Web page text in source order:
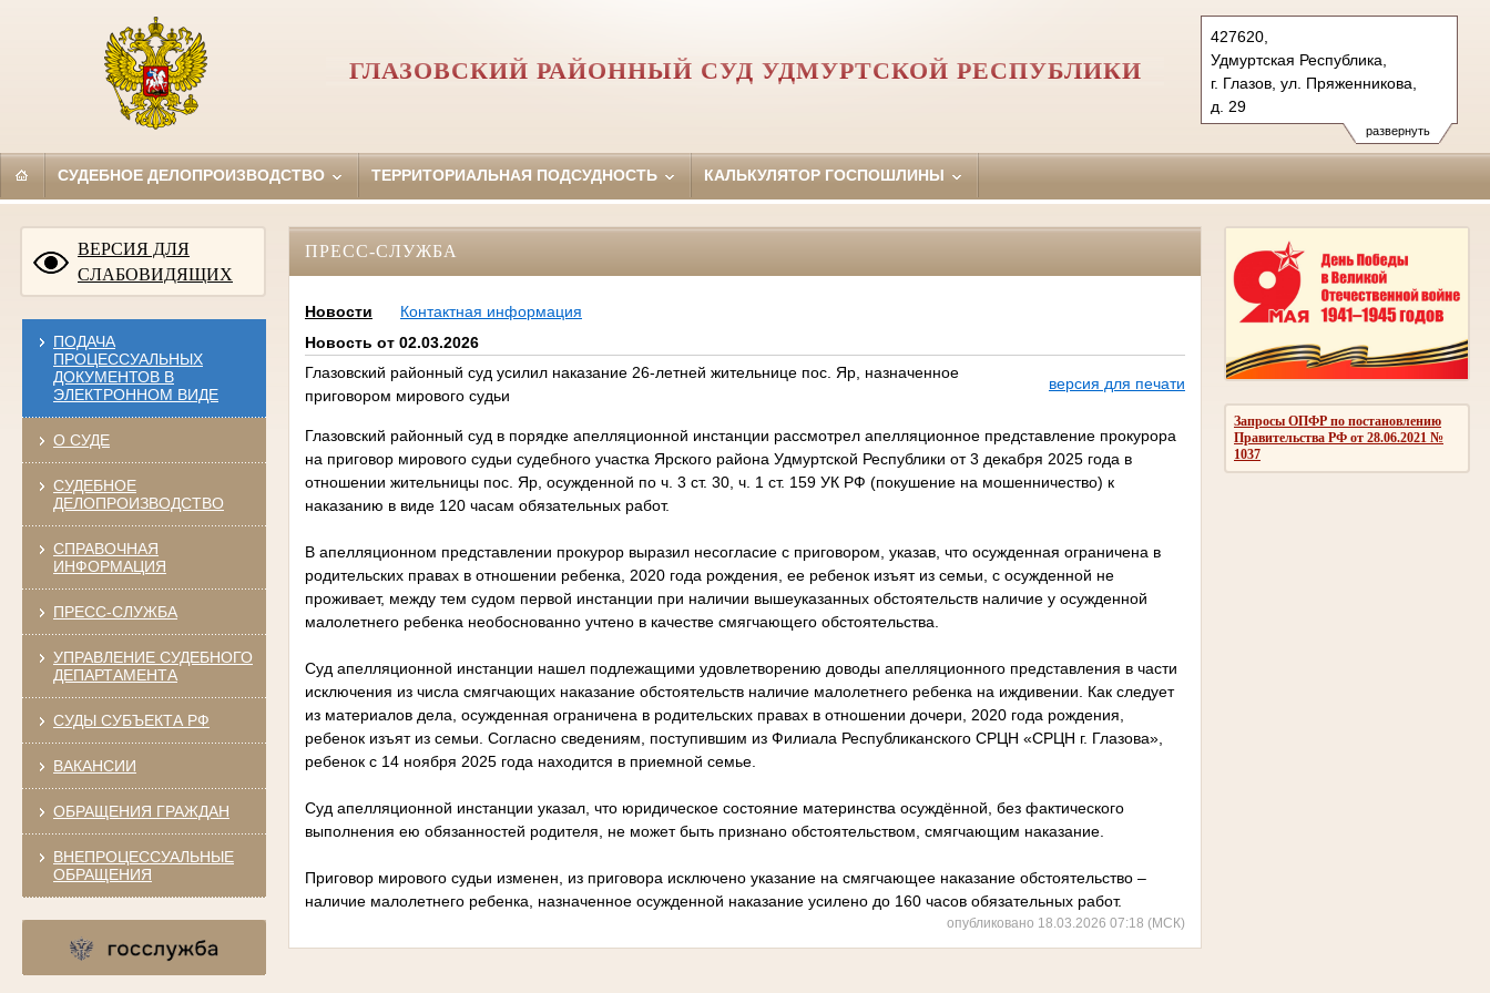
развернуть
427620,
Удмуртская Республика,
г. Глазов, ул. Пряженникова,
д. 29
427500, пос. Яр, ул. Советская,
д. 53
(34157) 4-13-53
glazovsky2.udm@sudrf.ru
ГЛАЗОВСКИЙ РАЙОННЫЙ СУД УДМУРТСКОЙ РЕСПУБЛИКИ
СУДЕБНОЕ ДЕЛОПРОИЗВОДСТВО ТЕРРИТОРИАЛЬНАЯ ПОДСУДНОСТЬ КАЛЬКУЛЯТОР ГОСПОШЛИНЫ
ВЕРСИЯ ДЛЯ
СЛАБОВИДЯЩИХ
ПОДАЧА
ПРОЦЕССУАЛЬНЫХ
ДОКУМЕНТОВ В
ЭЛЕКТРОННОМ ВИДЕ
О СУДЕ
СУДЕБНОЕ
ДЕЛОПРОИЗВОДСТВО
СПРАВОЧНАЯ
ИНФОРМАЦИЯ
ПРЕСС-СЛУЖБА
УПРАВЛЕНИЕ СУДЕБНОГО
ДЕПАРТАМЕНТА
СУДЫ СУБЪЕКТА РФ
ВАКАНСИИ
ОБРАЩЕНИЯ ГРАЖДАН
ВНЕПРОЦЕССУАЛЬНЫЕ
ОБРАЩЕНИЯ
Запросы ОПФР по постановлению
Правительства РФ от 28.06.2021 №
1037
ПРЕСС-СЛУЖБА
Новости
Контактная информация
Новость от 02.03.2026
Глазовский районный суд усилил наказание 26-летней жительнице пос. Яр, назначенное
приговором мирового судьи
версия для печати
Глазовский районный суд в порядке апелляционной инстанции рассмотрел апелляционное представление прокурора
на приговор мирового судьи судебного участка Ярского района Удмуртской Республики от 3 декабря 2025 года в
отношении жительницы пос. Яр, осужденной по ч. 3 ст. 30, ч. 1 ст. 159 УК РФ (покушение на мошенничество) к
наказанию в виде 120 часам обязательных работ.
В апелляционном представлении прокурор выразил несогласие с приговором, указав, что осужденная ограничена в
родительских правах в отношении ребенка, 2020 года рождения, ее ребенок изъят из семьи, с осужденной не
проживает, между тем судом первой инстанции при наличии вышеуказанных обстоятельств наличие у осужденной
малолетнего ребенка необоснованно учтено в качестве смягчающего обстоятельства.
Суд апелляционной инстанции нашел подлежащими удовлетворению доводы апелляционного представления в части
исключения из числа смягчающих наказание обстоятельств наличие малолетнего ребенка на иждивении. Как следует
из материалов дела, осужденная ограничена в родительских правах в отношении дочери, 2020 года рождения,
ребенок изъят из семьи. Согласно сведениям, поступившим из Филиала Республиканского СРЦН «СРЦН г. Глазова»,
ребенок с 14 ноября 2025 года находится в приемной семье.
Суд апелляционной инстанции указал, что юридическое состояние материнства осуждённой, без фактического
выполнения ею обязанностей родителя, не может быть признано обстоятельством, смягчающим наказание.
Приговор мирового судьи изменен, из приговора исключено указание на смягчающее наказание обстоятельство –
наличие малолетнего ребенка, назначенное осужденной наказание усилено до 160 часов обязательных работ.
опубликовано 18.03.2026 07:18 (МСК)